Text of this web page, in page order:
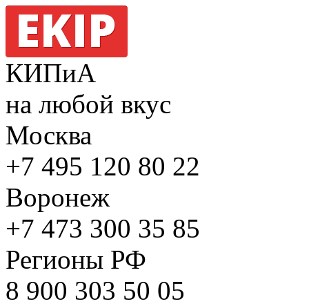
КИПиА
на любой вкус
Москва
+7 495 120 80 22
Воронеж
+7 473 300 35 85
Регионы РФ
8 900 303 50 05